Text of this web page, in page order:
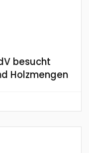
besucht
Holzmengen